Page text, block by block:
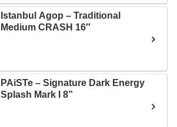
Istanbul Agop – Traditional
Medium CRASH 16″
PAiSTe – Signature Dark Energy
Splash Mark I 8”